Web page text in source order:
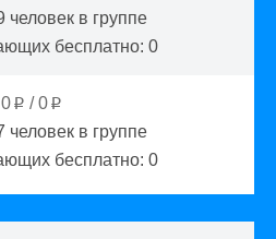
человек в группе
бесплатно: 0
0 p /0 p
человек в группе
бесплатно: 0